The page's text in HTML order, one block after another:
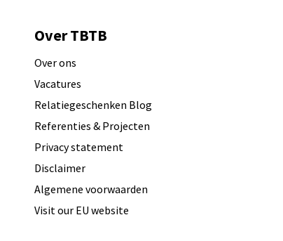
Over TBTB
Over ons
Vacatures
Relatiegeschenken Blog
Referenties & Projecten
Privacy statement
Disclaimer
Algemene voorwaarden
Visit our EU website